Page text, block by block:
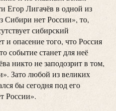
Егор Лигачёв в одной из
Сибири нет России», то,
сибирский
и опасение того, что Россия
событие станет для неё
никто не заподозрит в том,
Зато любой из великих
бы сегодня под его
России».